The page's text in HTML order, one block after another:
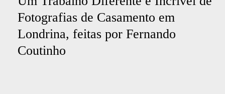
Fotografias de Casamento em
Londrina, feitas por Fernando
Coutinho